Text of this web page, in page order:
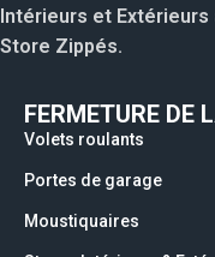
Intérieurs et
Store Zippés.
FERMETURE DE
Volets roulants
Portes de garage
Moustiquaires